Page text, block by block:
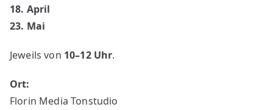
18. April
23. Mai
Jeweils von 10–12 Uhr.
Ort:
Florin Media Tonstudio